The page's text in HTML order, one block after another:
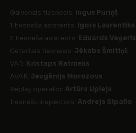
Galvenais tiesnesis: Ingus Puriņš
1 tiesneša asistents: Igors Lavrentiks
2 tiesneša asistents: Eduards Veģeris
Ceturtais tiesnesis: Jēkabs Šmitiņš
VAR: Kristaps Ratnieks
AVAR: Jevgēnijs Morozovs
Replay operator: Artūrs Uplejs
Tiesnešu inspektors: Andrejs Sipailo